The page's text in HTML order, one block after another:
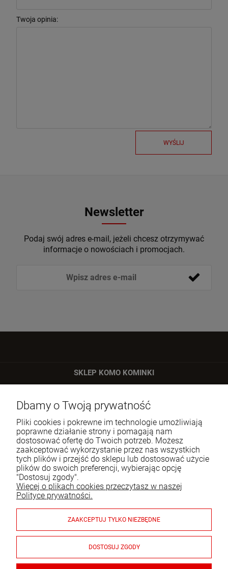
Twoja opinia:
WYŚLIJ
Newsletter
Podaj swój adres e-mail, jeżeli chcesz otrzymywać
informacje o nowościach i promocjach.
SKLEP KOMO KOMINKI
00-716 Warszawa
Tel.:
22 651 09 06
E-mail:
sklep@komo.pl
Moje konto
Pomoc
Informacje
Płatności i dostawa
Dbamy o Twoją prywatność
Pliki cookies i pokrewne im technologie umożliwiają
poprawne działanie strony i pomagają nam
dostosować ofertę do Twoich potrzeb. Możesz
zaakceptować wykorzystanie przez nas wszystkich
tych plików i przejść do sklepu lub dostosować użycie
plików do swoich preferencji, wybierając opcję
"Dostosuj zgody".
Więcej o plikach cookies przeczytasz w naszej
Polityce prywatności.
ZAAKCEPTUJ TYLKO NIEZBĘDNE
DOSTOSUJ ZGODY